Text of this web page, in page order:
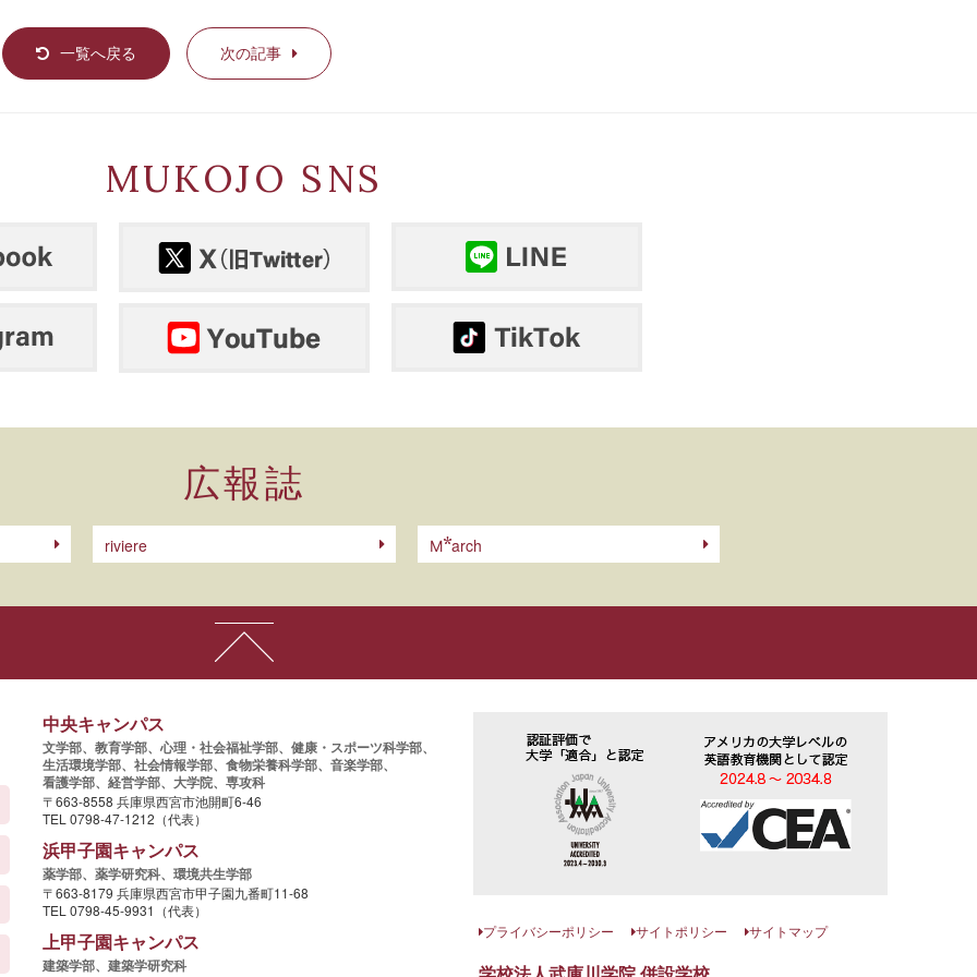
一覧へ戻る 次の記事
MUKOJO SNS
広報誌
riviere M arch
中央キャンパス
文学部、 教育学部、 心理・社会福祉学部、 健康・スポーツ科学部、
生活環境学部、 社会情報学部、 食物栄養科学部、 音楽学部、
看護学部、 経営学部、 大学院、 専攻科
〒663-8558 兵庫県西宮市池開町6-46
TEL 0798-47-1212（代表）
浜甲子園キャンパス
薬学部、 薬学研究科、 環境共生学部
〒663-8179 兵庫県西宮市甲子園九番町11-68
TEL 0798-45-9931（代表）
上甲子園キャンパス
建築学部、 建築学研究科
プライバシーポリシー サイトポリシー サイトマップ